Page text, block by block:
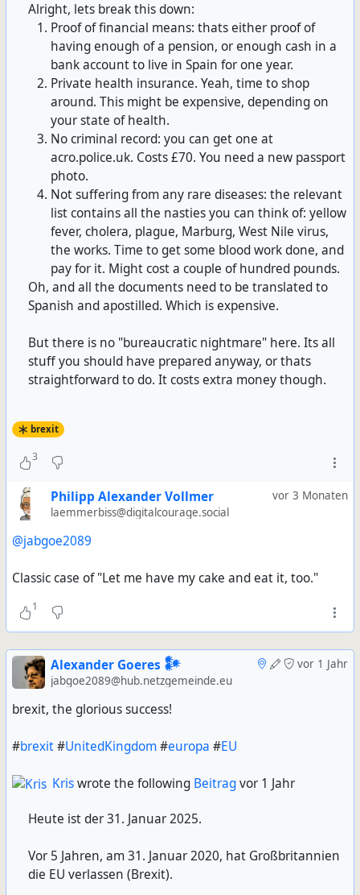
Alright, lets break this down:
Proof of financial means: thats either proof of
having enough of a pension, or enough cash in a
bank account to live in Spain for one year.
Private health insurance. Yeah, time to shop
around. This might be expensive, depending on
your state of health.
No criminal record: you can get one at
acro.police.uk. Costs £70. You need a new passport
photo.
Not suffering from any rare diseases: the relevant
list contains all the nasties you can think of: yellow
fever, cholera, plague, Marburg, West Nile virus,
the works. Time to get some blood work done, and
pay for it. Might cost a couple of hundred pounds.
Oh, and all the documents need to be translated to
Spanish and apostilled. Which is expensive.
But there is no "bureaucratic nightmare" here. Its all
stuff you should have prepared anyway, or thats
straightforward to do. It costs extra money though.
brexit
3
vor 3 Monaten
Philipp Alexander Vollmer
laemmerbiss@digitalcourage.social
@jabgoe2089
Classic case of "Let me have my cake and eat it, too."
1
vor 1 Jahr
Alexander Goeres 𒀯
jabgoe2089@hub.netzgemeinde.eu
brexit, the glorious success!
#brexit#UnitedKingdom#europa #EU
Kriswrote the following Beitragvor 1 Jahr
Heute ist der 31. Januar 2025.
Vor 5 Jahren, am 31. Januar 2020, hat Großbritannien
die EU verlassen (Brexit).